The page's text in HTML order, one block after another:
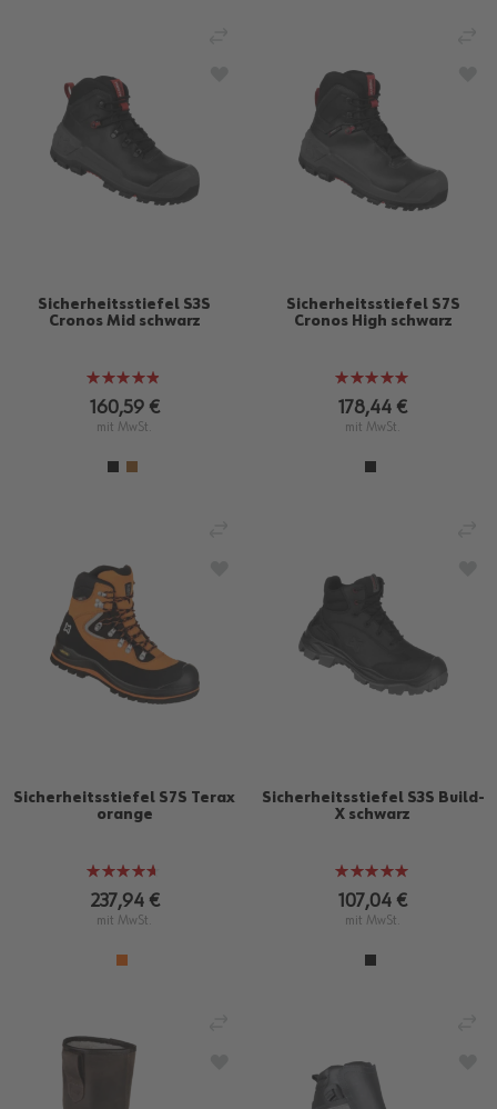
Sicherheitsstiefel S3S
Cronos Mid schwarz
Bewertung:
95%
160,59 €
mit MwSt.
ZUR WUNSCHLISTE HINZUFÜGEN
Sicherheitsstiefel S7S
Cronos High schwarz
Bewertung:
100%
178,44 €
mit MwSt.
Sicherheitsstiefel S7S Terax
orange
Bewertung:
91%
237,94 €
mit MwSt.
Sicherheitsstiefel S3S Build-
X schwarz
Bewertung:
100%
107,04 €
mit MwSt.
ZUR WUNSCHLISTE HINZUFÜGEN